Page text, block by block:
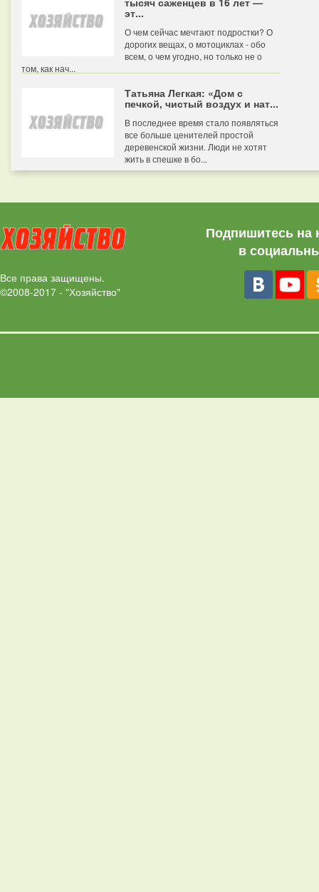
эт...
О чем сейчас мечтают подростки? О
дорогих вещах, о мотоциклах - обо
всем, о чем угодно, но только не о
том, как нач...
Татьяна Легкая: «Дом с
печкой, чистый воздух и нат...
В последнее время стало появляться
все больше ценителей простой
деревенской жизни. Люди не хотят
жить в спешке в бо...
Все права защищены.
©2008-2017 - "Хозяйство"
Подпишитесь на
в